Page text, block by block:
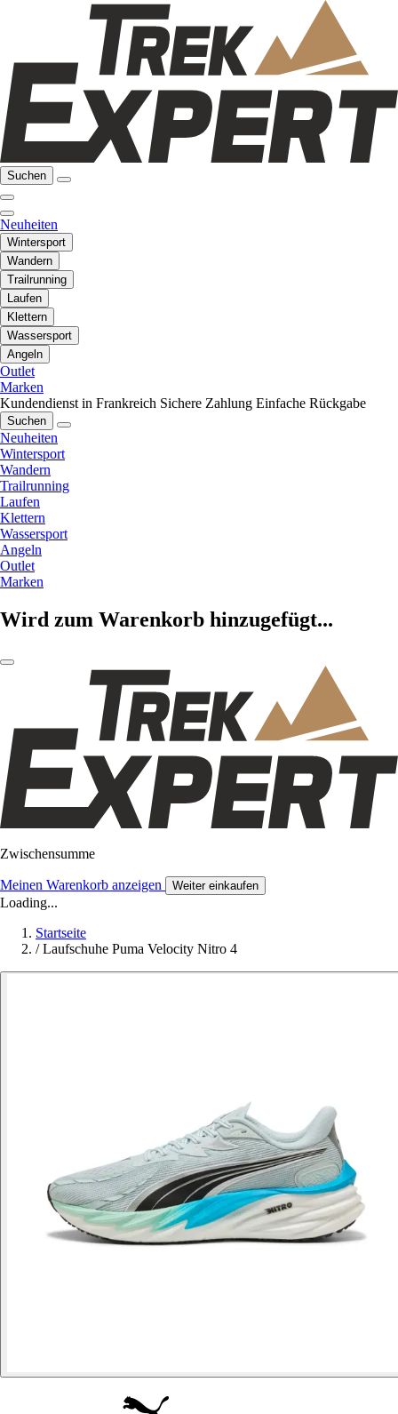
Suchen
Neuheiten
Wintersport
Wandern
Trailrunning
Laufen
Klettern
Wassersport
Angeln
Outlet
Marken
Kundendienst in Frankreich Sichere Zahlung Einfache Rückgabe
Suchen
Neuheiten
Wintersport
Wandern
Trailrunning
Laufen
Klettern
Wassersport
Angeln
Outlet
Marken
Wird zum Warenkorb hinzugefügt...
Zwischensumme
Meinen Warenkorb anzeigen Weiter einkaufen
Loading...
Startseite
/ Laufschuhe Puma Velocity Nitro 4